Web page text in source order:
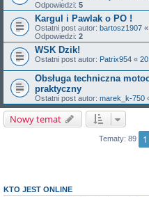
Odpowiedzi: 5
Kargul i Pawlak o PO !
Ostatni post autor: bartosz1907 «
Odpowiedzi: 2
WSK Dzik!
Ostatni post autor: Patrix954 «
Obsługa techniczna
praktyczny
Ostatni post autor: marek_k-750
Nowy temat
Tematy: 89 1
KTO JEST ONLINE